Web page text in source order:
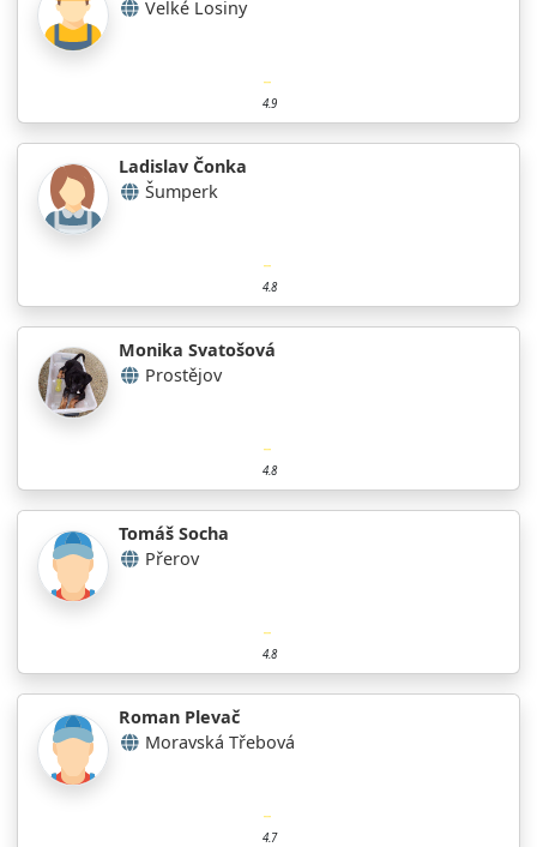
Velké Losiny
4.9
Ladislav Čonka
Šumperk
4.8
Monika Svatošová
Prostějov
4.8
Tomáš Socha
Přerov
4.8
Roman Plevač
Moravská Třebová
4.7